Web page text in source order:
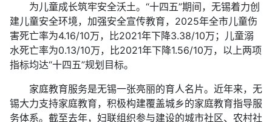
为儿童成长筑牢安全沃土。“十四五”期间，无锡着力创
建儿童安全环境，加强安全宣传教育，2025年全市儿童伤
害死亡率为4.16/10万，比2021年下降3.38/10万；儿童溺
水死亡率为0.13/10万，比2021年下降1.56/10万，以上两项
指标均达“十四五”规划目标。
家庭教育服务是无锡一张亮丽的育人名片。近年来，无
锡大力支持家庭教育，积极构建覆盖城乡的家庭教育指导服
务体系。截至去年，妇联组织参与建设的城市社区、农村社